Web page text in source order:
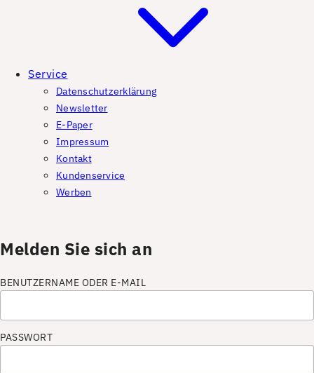
Service
Datenschutzerklärung
Newsletter
E-Paper
Impressum
Kontakt
Kundenservice
Werben
Melden Sie sich an
BENUTZERNAME ODER E-MAIL
PASSWORT